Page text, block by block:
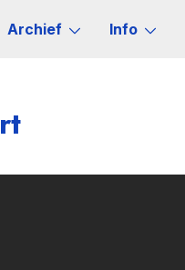
Archief Info